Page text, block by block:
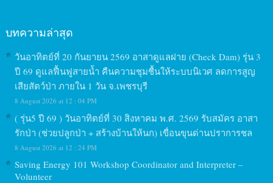
บทความล่าสุด
วันอาทิตย์ที่ 20 กันยายน 2569 อาสาดูแลฝาย (Check Dam) รุ่น 3
ปี 69 ดูแลฟื้นฟูสายน้ำ คืนความชุมชื้นให้ระบบนิเวศ ลดการสูญ
เสียสัตว์ป่า ภายใน 1 วัน จ.เพชรบุรี
8 August 2026 at 12 : 04 PM
( รุ่น5 ปี 69 ) วันอาทิตย์ที่ 30 สิงหาคม พ.ศ. 2569 รับสมัคร อาสา
รักป่า (ช่วยปลูกป่า + สร้างบ้านให้นก) เขื่อนขุนด่านปราการชล
8 August 2026 at 12 : 24 PM
Saving Energy 101 Workshop Coordinator and Interpreter –
Volunteer